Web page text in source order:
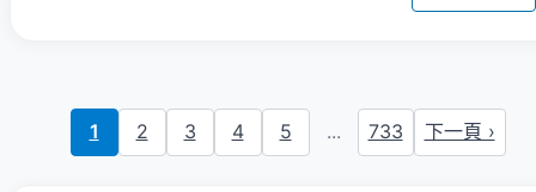
1 2 3 4 5 ... 733 下一頁 ›